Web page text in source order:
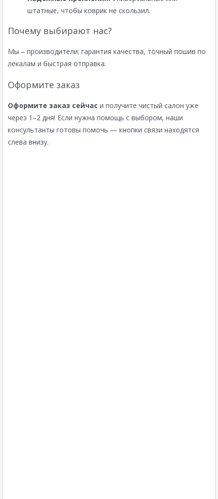
штатные, чтобы коврик не скользил.
Почему выбирают нас?
Мы – производители: гарантия качества, точный пошив по
лекалам и быстрая отправка.
Оформите заказ
Оформите заказ сейчас и получите чистый салон уже
через 1–2 дня! Если нужна помощь с выбором, наши
консультанты готовы помочь — кнопки связи находятся
слева внизу.